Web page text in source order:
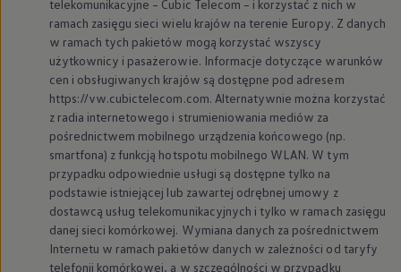
telekomunikacyjne – Cubic Telecom – i korzystać z nich w
ramach zasięgu sieci wielu krajów na terenie Europy. Z danych
w ramach tych pakietów mogą korzystać wszyscy
użytkownicy i pasażerowie. Informacje dotyczące warunków
cen i obsługiwanych krajów są dostępne pod adresem
https://vw.cubictelecom.com. Alternatywnie można korzystać
z radia internetowego i strumieniowania mediów za
pośrednictwem mobilnego urządzenia końcowego (np.
smartfona) z funkcją hotspotu mobilnego WLAN. W tym
przypadku odpowiednie usługi są dostępne tylko na
podstawie istniejącej lub zawartej odrębnej umowy z
dostawcą usług telekomunikacyjnych i tylko w ramach zasięgu
danej sieci komórkowej. Wymiana danych za pośrednictwem
Internetu w ramach pakietów danych w zależności od taryfy
telefonii komórkowej, a w szczególności w przypadku